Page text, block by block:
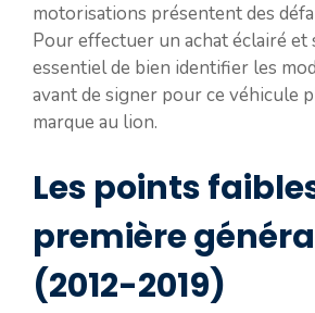
motorisations présentent des
Pour effectuer un achat éclairé et
essentiel de bien identifier les
avant de signer pour ce véhicule
marque au lion.
Les points
première
(2012-2019)